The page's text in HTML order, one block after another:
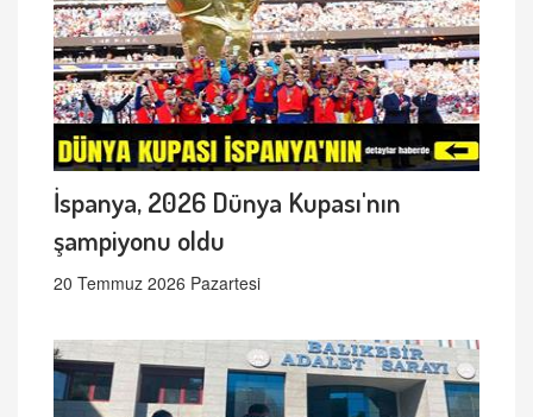
İspanya, 2026 Dünya Kupası'nın
şampiyonu oldu
20 Temmuz 2026 Pazartesi